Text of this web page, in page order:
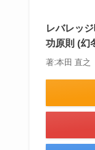
レバレッ
功原則 (幻
著:本田 直之